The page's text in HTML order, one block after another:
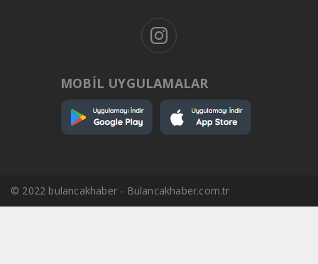
MOBİL UYGULAMALAR
© 2022 bulancakhaber - Bulancakhaber.com.tr